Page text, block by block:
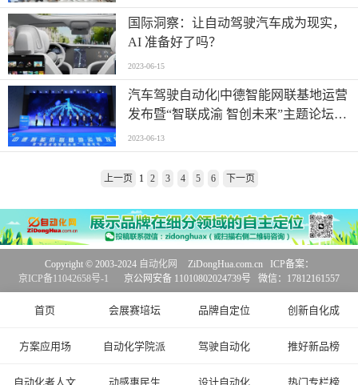
国际洞察：让自动驾驶汽车成为现实，
AI 准备好了吗？
2023-06-15
汽车驾驶自动化|中德智能网联基地运营
发布暨“智联成渝 智创未来”主题论坛圆
满举办
2023-06-13
上一页 1 2 3 4 5 6 下一页
首页 会展赛培坛 品牌自定位 创新自化成
方案应用场 自动化学院派 驾驶自动化 推好新品榜
自动化者人文 动感惠民生 设计自动化 热门专栏榜
Copyright © 2003-2024 自动化网
ZiDongHua.com.cn ICP备案：
京ICP备11042658号-1
京公网安备 11010802024739号 微信：17812161557